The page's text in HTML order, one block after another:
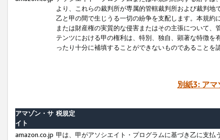
より、これらの裁判所が専属的管轄裁判所および裁判
乙と甲の間で生じうる一切の紛争を支配します。本規
または財産権の実質的な侵害またはその主張について
テンツにおける甲の権利は、特別、独自、顕著な特徴
ったり十分に補填することができないものであることを
別紙3: ア
アマゾン・サ
イト
税規定
amazon.co.jp 甲は、甲がアソシエイト・プログラムに基づき乙に支